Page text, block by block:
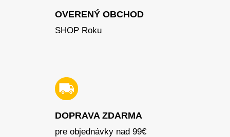
OVERENÝ OBCHOD
SHOP Roku
DOPRAVA ZDARMA
pre objednávky nad 99€